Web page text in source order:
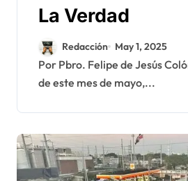
La Verdad
Redacción May 1, 2025
Por Pbro. Felipe de Jesús Colón Padilla El valor
de este mes de mayo,...